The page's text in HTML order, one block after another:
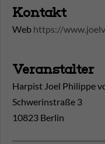
Kontakt
Web https://
Veranstalter
Harpist Joel Philippe
Schwerinstraße 3
10823 Berlin